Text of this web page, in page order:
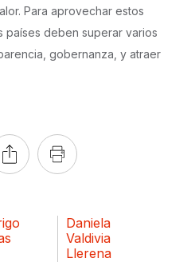
Para aprovechar estos
países deben superar varios
gobernanza, y atraer
Daniela
Valdivia
Llerena